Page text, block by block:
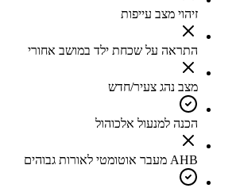
זיהוי מצב עייפות
התראה על שכחת ילד במושב אחורי
מצב נהג צעיר/חדש
הכנה למנעול אלכוהול
AHB מעבר אוטומטי לאורות גבוהים